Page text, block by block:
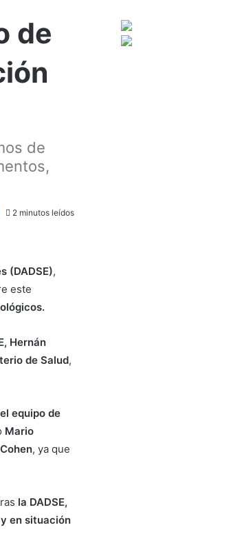
de
de
2 minutos leídos
(DADSE),
este
Hernán
de Salud,
equipo de
Mario
, ya que
la DADSE,
en situación